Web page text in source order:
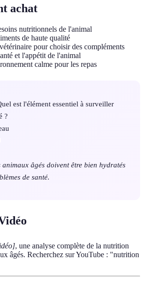
achat
nutritionnels de l'animal
de haute qualité
pour choisir des compléments
et l'appétit de l'animal
calme pour les repas
est l'élément essentiel à surveiller
?
âgés doivent être bien hydratés
de santé.
, une analyse complète de la nutrition
âgés. Recherchez sur YouTube : "nutrition